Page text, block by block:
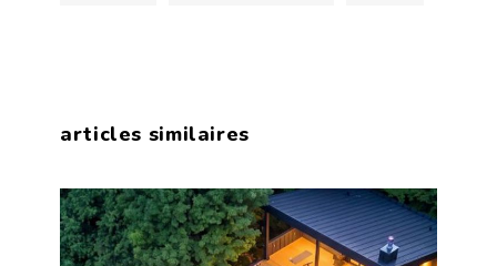
articles similaires